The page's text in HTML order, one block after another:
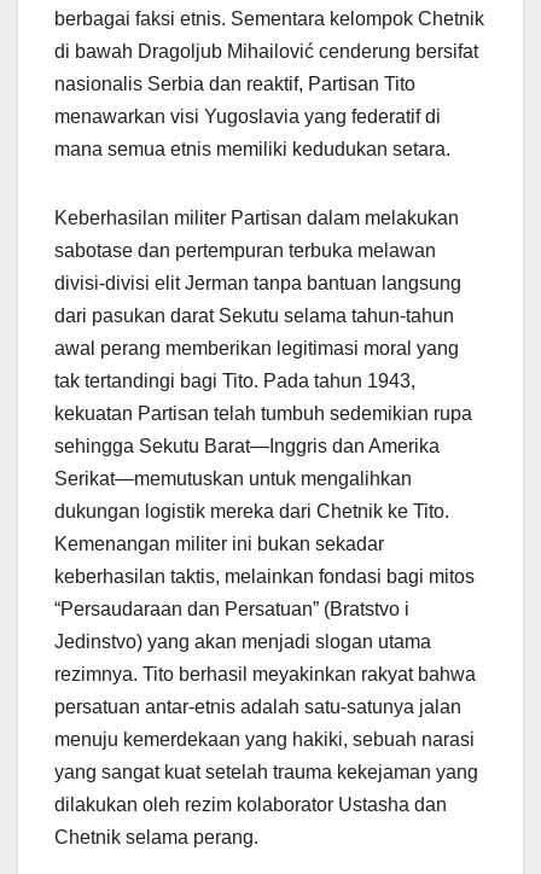
berbagai faksi etnis. Sementara kelompok Chetnik
di bawah Dragoljub Mihailović cenderung bersifat
nasionalis Serbia dan reaktif, Partisan Tito
menawarkan visi Yugoslavia yang federatif di
mana semua etnis memiliki kedudukan setara.
Keberhasilan militer Partisan dalam melakukan
sabotase dan pertempuran terbuka melawan
divisi-divisi elit Jerman tanpa bantuan langsung
dari pasukan darat Sekutu selama tahun-tahun
awal perang memberikan legitimasi moral yang
tak tertandingi bagi Tito. Pada tahun 1943,
kekuatan Partisan telah tumbuh sedemikian rupa
sehingga Sekutu Barat—Inggris dan Amerika
Serikat—memutuskan untuk mengalihkan
dukungan logistik mereka dari Chetnik ke Tito.
Kemenangan militer ini bukan sekadar
keberhasilan taktis, melainkan fondasi bagi mitos
“Persaudaraan dan Persatuan” (Bratstvo i
Jedinstvo) yang akan menjadi slogan utama
rezimnya. Tito berhasil meyakinkan rakyat bahwa
persatuan antar-etnis adalah satu-satunya jalan
menuju kemerdekaan yang hakiki, sebuah narasi
yang sangat kuat setelah trauma kekejaman yang
dilakukan oleh rezim kolaborator Ustasha dan
Chetnik selama perang.